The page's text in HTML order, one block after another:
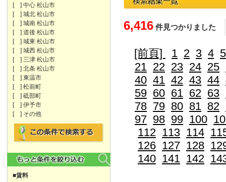
[ ] 中心 松山市
[ ] 城北 松山市
[ ] 城南 松山市
[ ] 道後 松山市
[ ] 城東 松山市
[ ] 城西 松山市
[ ] 三津 松山市
[ ] 北条 松山市
[ ] 東温市
[ ] 松前町
[ ] 砥部町
[ ] 伊予市
[ ] その他
■賃料
6,416 件見つかりました
[前頁] 1 2 3 4 5
21 22 23 24 25
40 41 42 43 44
59 60 61 62 63
78 79 80 81 82
97 98 99 100
112 113 114
126 127 128
140 141 142